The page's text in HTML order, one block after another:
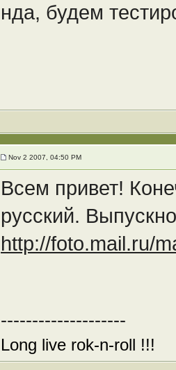
нда, будем
Nov 2 2007, 04:50 PM
Всем привет!
русский.
http://foto.mail.ru/
--------------------
Long live rok-n-roll !!!